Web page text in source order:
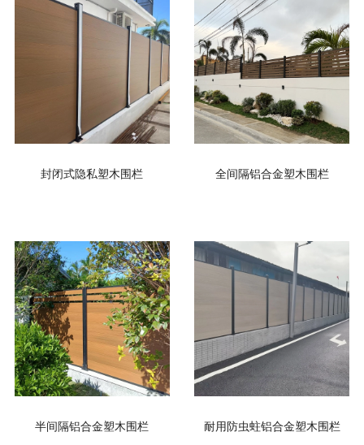
封闭式隐私塑木围栏 全间隔铝合金塑木围栏
半间隔铝合金塑木围栏 耐用防虫蛀铝合金塑木围栏